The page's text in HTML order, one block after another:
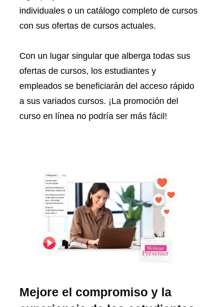
individuales o un catálogo completo de cursos
con sus ofertas de cursos actuales.
Con un lugar singular que alberga todas sus
ofertas de cursos, los estudiantes y
empleados se beneficiarán del acceso rápido
a sus variados cursos. ¡La promoción del
curso en línea no podría ser más fácil!
Mejore el compromiso y la